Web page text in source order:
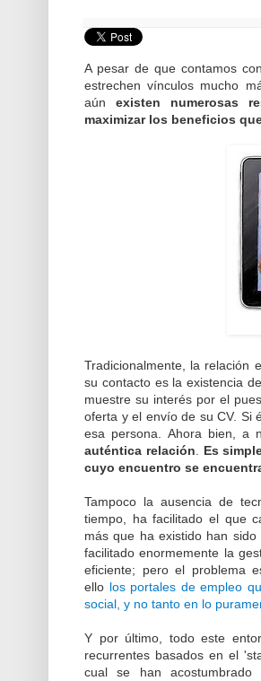
A pesar de que contamos
estrechen vínculos mucho
aúnexisten numerosas
maximizar los beneficios
Tradicionalmente, la relación
su contacto es la existencia
muestre su interés por el
oferta y el envío de su CV. Si
esa persona. Ahora bien, a
auténtica relación
Es
cuyo encuentro se
Tampoco la ausencia de
tiempo, ha facilitado el que
más que ha existido han
facilitado enormemente la
eficiente; pero el problema
ello los portales de empleo
social, y no tanto en lo
Y por último, todo este
recurrentes basados en el
cual se han acostumbrado